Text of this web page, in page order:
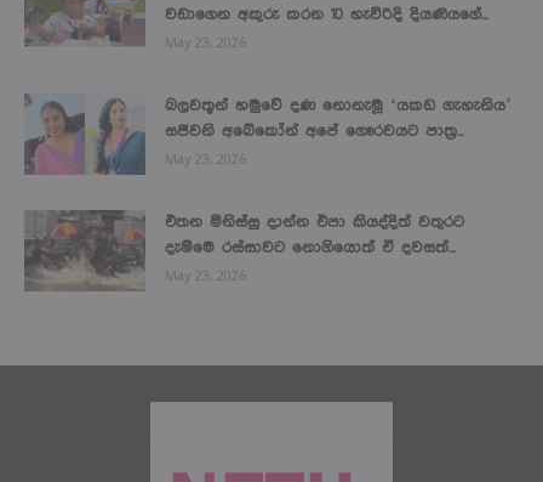
වඩාගෙන අකුරු කරන 10 හැවිරිදි දියණියගේ...
May 23, 2026
බලවතූන් හමුවේ දණ නොනැමූ ‘යකඩ ගැහැනිය’
සජීවනි අබේකෝන් අපේ ගෞරවයට පාත්‍ර...
May 23, 2026
එතන මිනිස්සු දාන්න එපා කියද්දිත් වතුරට
දැම්මෙ රස්සාවට නොගියොත් ඒ දවසත්...
May 23, 2026